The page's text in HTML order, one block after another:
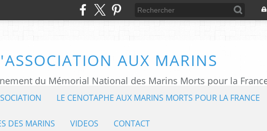
AUX MARINS
LE CENOTAPHE AUX MARINS MORTS POUR LA FRANCE
DES MARINS VIDEOS CONTACT